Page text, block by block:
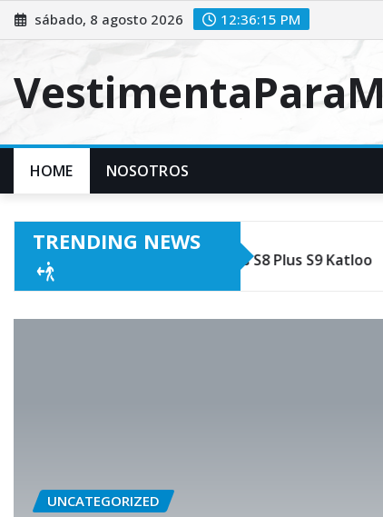
Skip
to
sábado, 8 agosto 2026 12:36:16 PM
HOME NOSOTROS
TRENDING NEWS
S8 Plus S9 Katloo Tommy Hilfiger Poppy